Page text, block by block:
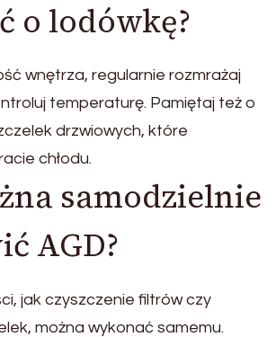
o lodówkę?
wnętrza, regularnie rozmrażaj
temperaturę. Pamiętaj też o
drzwiowych, które
chłodu.
samodzielnie
AGD?
jak czyszczenie filtrów czy
można wykonać samemu.